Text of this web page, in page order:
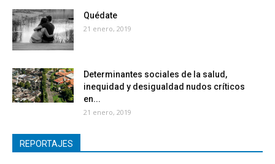
Quédate
21 enero, 2019
Determinantes sociales de la salud,
inequidad y desigualdad nudos críticos
en...
21 enero, 2019
REPORTAJES